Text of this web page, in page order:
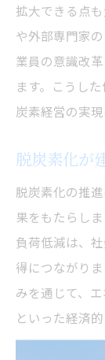
拡大できる点
や外部専門家
業員の意識改
ます。こうし
炭素経営の実現
脱炭素化が
脱炭素化の推
果をもたらし
負荷低減は、
得につながり
みを通じて、
といった経済
近年は、カー